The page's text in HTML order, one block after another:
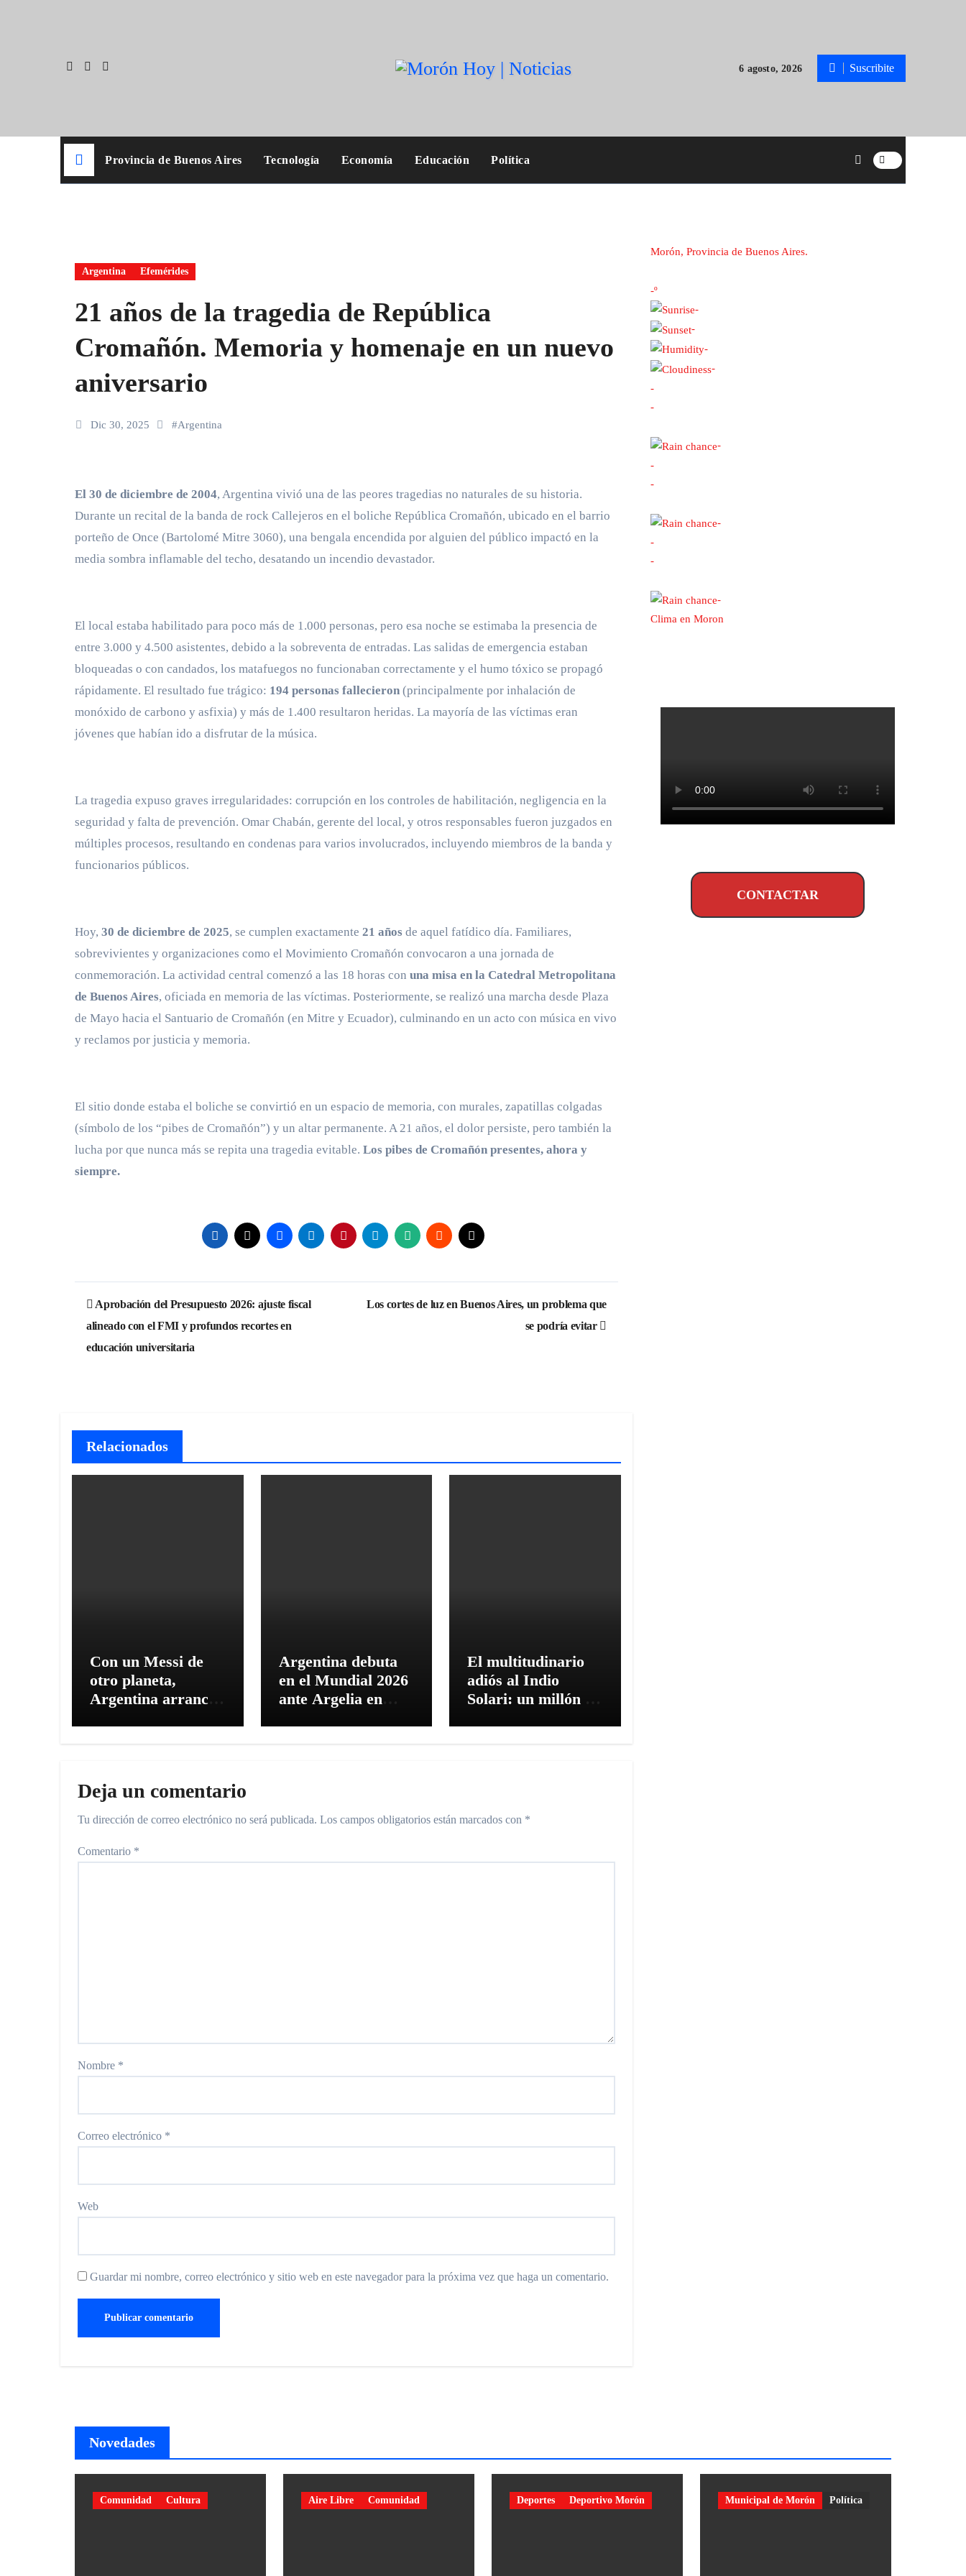
6 agosto, 2026 Suscribite
Provincia de Buenos Aires Tecnología Economía Educación Política
Argentina Efemérides
21 años de la tragedia de República
Cromañón. Memoria y homenaje en un nuevo
aniversario
Dic 30, 2025 #Argentina
El 30 de diciembre de 2004, Argentina vivió una de las peores tragedias no naturales de su historia.
Durante un recital de la banda de rock Callejeros en el boliche República Cromañón, ubicado en el barrio
porteño de Once (Bartolomé Mitre 3060), una bengala encendida por alguien del público impactó en la
media sombra inflamable del techo, desatando un incendio devastador.
El local estaba habilitado para poco más de 1.000 personas, pero esa noche se estimaba la presencia de
entre 3.000 y 4.500 asistentes, debido a la sobreventa de entradas. Las salidas de emergencia estaban
bloqueadas o con candados, los matafuegos no funcionaban correctamente y el humo tóxico se propagó
rápidamente. El resultado fue trágico: 194 personas fallecieron (principalmente por inhalación de
monóxido de carbono y asfixia) y más de 1.400 resultaron heridas. La mayoría de las víctimas eran
jóvenes que habían ido a disfrutar de la música.
La tragedia expuso graves irregularidades: corrupción en los controles de habilitación, negligencia en la
seguridad y falta de prevención. Omar Chabán, gerente del local, y otros responsables fueron juzgados en
múltiples procesos, resultando en condenas para varios involucrados, incluyendo miembros de la banda y
funcionarios públicos.
Hoy, 30 de diciembre de 2025, se cumplen exactamente 21 años de aquel fatídico día. Familiares,
sobrevivientes y organizaciones como el Movimiento Cromañón convocaron a una jornada de
conmemoración. La actividad central comenzó a las 18 horas con una misa en la Catedral Metropolitana
de Buenos Aires, oficiada en memoria de las víctimas. Posteriormente, se realizó una marcha desde Plaza
de Mayo hacia el Santuario de Cromañón (en Mitre y Ecuador), culminando en un acto con música en vivo
y reclamos por justicia y memoria.
El sitio donde estaba el boliche se convirtió en un espacio de memoria, con murales, zapatillas colgadas
(símbolo de los “pibes de Cromañón”) y un altar permanente. A 21 años, el dolor persiste, pero también la
lucha por que nunca más se repita una tragedia evitable. Los pibes de Cromañón presentes, ahora y
siempre.
Navegación
de
entradas
Aprobación del Presupuesto 2026: ajuste fiscal
alineado con el FMI y profundos recortes en
educación universitaria
Los cortes de luz en Buenos Aires, un problema que
se podría evitar
Relacionados
Con un Messi de
otro planeta,
Argentina arrancó
Argentina debuta
en el Mundial 2026
ante Argelia en
El multitudinario
adiós al Indio
Solari: un millón de
Deja un comentario
Tu dirección de correo electrónico no será publicada. Los campos obligatorios están marcados con *
Comentario *
Nombre *
Correo electrónico *
Web
Guardar mi nombre, correo electrónico y sitio web en este navegador para la próxima vez que haga un comentario.
Morón, Provincia de Buenos Aires.
-º
-
-
-
-
-
-
-
-
-
-
-
-
-
Clima en Moron
CONTACTAR
Novedades
Comunidad Cultura Aire Libre Comunidad Deportes Deportivo Morón Municipal de Morón Política